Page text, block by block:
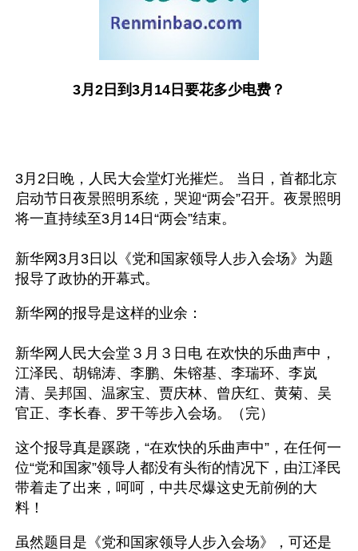
3月2日到3月14日要花多少电费？
3月2日晚，人民大会堂灯光摧烂。 当日，首都北京
启动节日夜景照明系统，哭迎“两会”召开。夜景照明
将一直持续至3月14日“两会”结束。
新华网3月3日以《党和国家领导人步入会场》为题
报导了政协的开幕式。
新华网的报导是这样的业余：
新华网人民大会堂３月３日电 在欢快的乐曲声中，
江泽民、胡锦涛、李鹏、朱镕基、李瑞环、李岚
清、吴邦国、温家宝、贾庆林、曾庆红、黄菊、吴
官正、李长春、罗干等步入会场。（完）
这个报导真是蹊跷，“在欢快的乐曲声中”，在任何一
位“党和国家”领导人都没有头衔的情况下，由江泽民
带着走了出来，呵呵，中共尽爆这史无前例的大
料！
虽然题目是《党和国家领导人步入会场》，可还是